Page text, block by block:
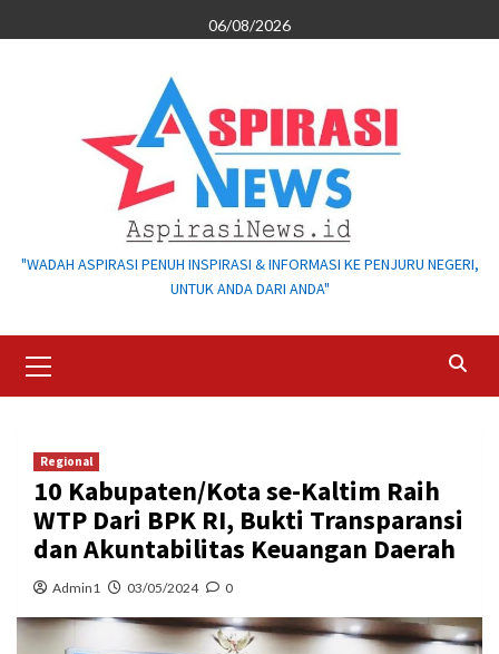
to
06/08/2026
"WADAH ASPIRASI PENUH INSPIRASI & INFORMASI KE PENJURU NEGERI,
UNTUK ANDA DARI ANDA"
Menu
Regional
10 Kabupaten/Kota se-Kaltim Raih
WTP Dari BPK RI, Bukti Transparansi
dan Akuntabilitas Keuangan Daerah
Admin1 03/05/2024 0